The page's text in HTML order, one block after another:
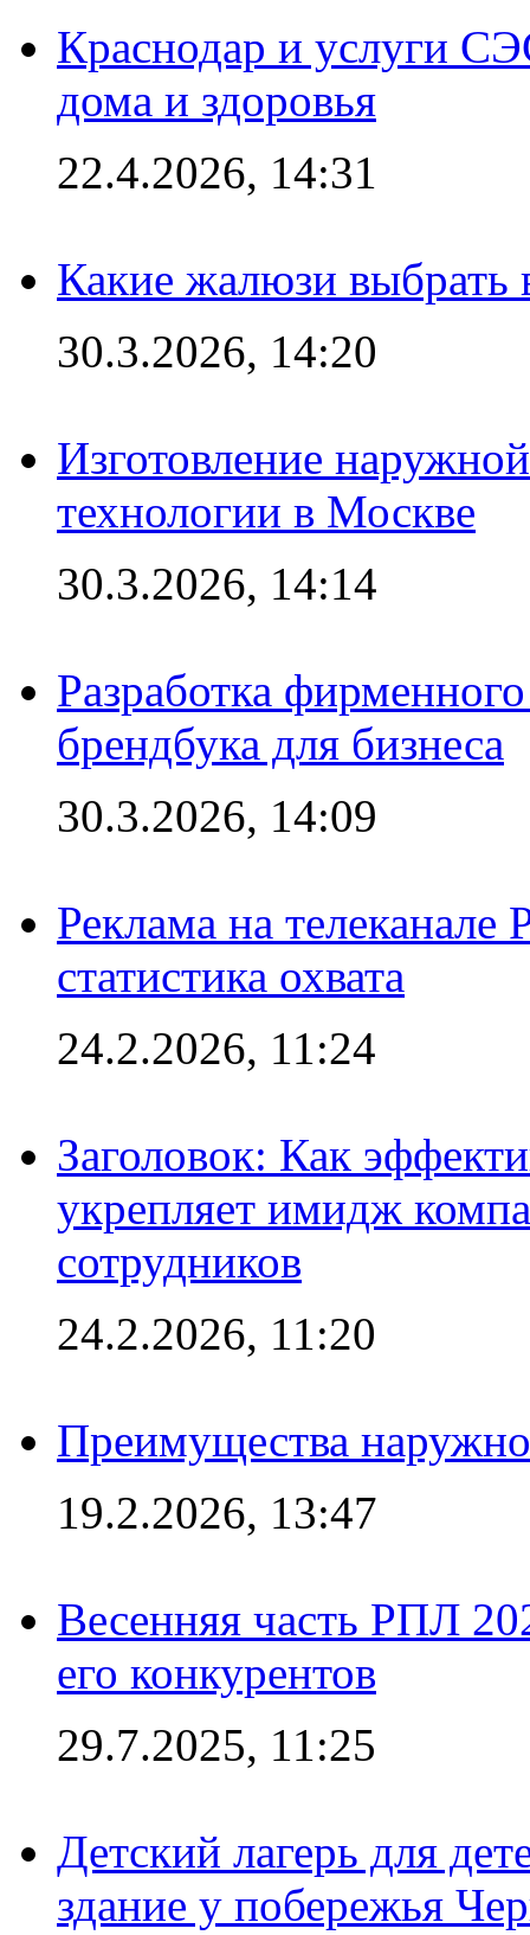
Краснодар и услуги
дома и здоровья
22.4.2026, 14:31
Какие жалюзи выбрать
30.3.2026, 14:20
Изготовление
технологии в Москве
30.3.2026, 14:14
Разработка
брендбука для бизнеса
30.3.2026, 14:09
Реклама на
статистика охвата
24.2.2026, 11:24
Заголовок: Как
укрепляет имидж
сотрудников
24.2.2026, 11:20
Преимущества
19.2.2026, 13:47
Весенняя часть РПЛ
его конкурентов
29.7.2025, 11:25
Детский лагерь для
здание у побережья